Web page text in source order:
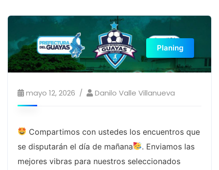
Planing
mayo 12, 2026 Danilo Valle Villanueva
Compartimos con ustedes los encuentros que
se disputarán el día de mañana
. Enviamos las
mejores vibras para nuestros seleccionados